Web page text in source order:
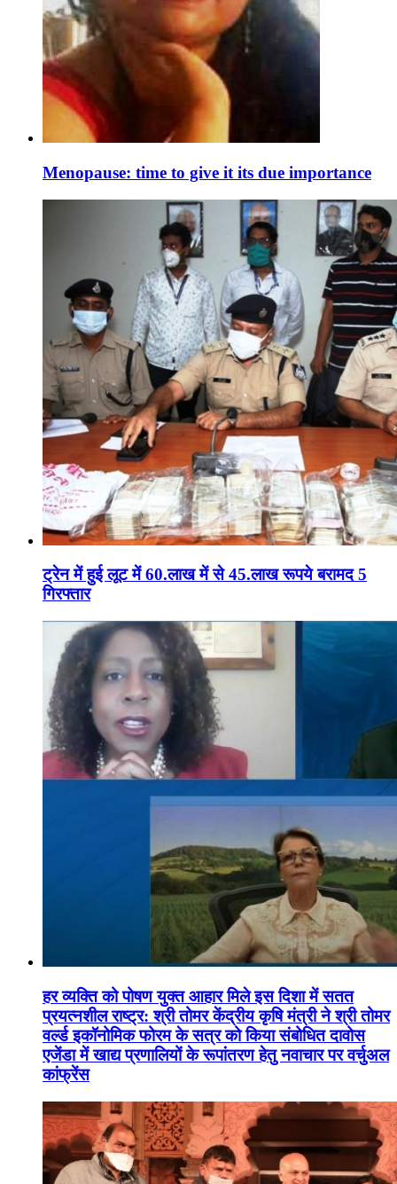
Menopause: time to give it its due importance
ट्रेन में हुई लूट में 60.लाख में से 45.लाख रूपये बरामद 5
गिरफ्तार
हर व्यक्ति को पोषण युक्त आहार मिले इस दिशा में सतत
प्रयत्नशील राष्ट्र: श्री तोमर केंद्रीय कृषि मंत्री ने श्री तोमर
वर्ल्ड इकॉनोमिक फोरम के सत्र को किया संबोधित दावोस
एजेंडा में खाद्य प्रणालियों के रूपांतरण हेतु नवाचार पर वर्चुअल
कांफ्रेंस